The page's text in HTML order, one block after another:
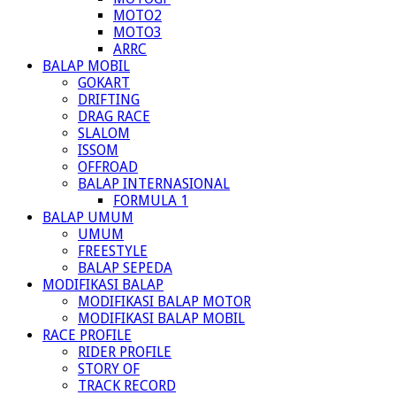
MOTO2
MOTO3
ARRC
BALAP MOBIL
GOKART
DRIFTING
DRAG RACE
SLALOM
ISSOM
OFFROAD
BALAP INTERNASIONAL
FORMULA 1
BALAP UMUM
UMUM
FREESTYLE
BALAP SEPEDA
MODIFIKASI BALAP
MODIFIKASI BALAP MOTOR
MODIFIKASI BALAP MOBIL
RACE PROFILE
RIDER PROFILE
STORY OF
TRACK RECORD